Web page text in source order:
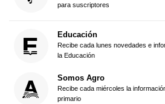
para suscriptores
Educación
Recibe cada lunes novedades e
la Educación
Somos Agro
Recibe cada miércoles la
primario